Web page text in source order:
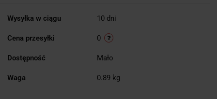
Wysyłka w ciągu 10 dni
Cena przesyłki 0
Dostępność Mało
Waga 0.89 kg